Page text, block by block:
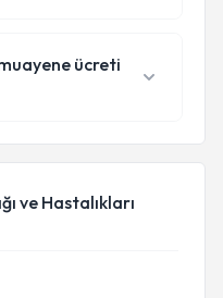
ücreti
ve Hastalıkları